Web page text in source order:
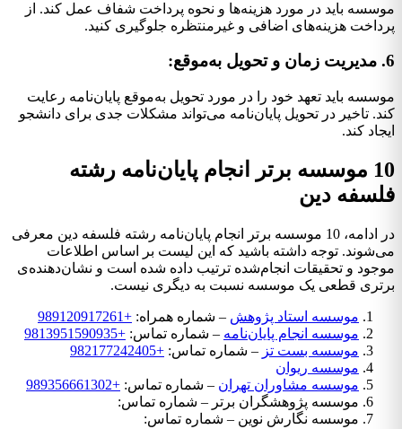
موسسه باید در مورد هزینه‌ها و نحوه پرداخت شفاف عمل کند. از
پرداخت هزینه‌های اضافی و غیرمنتظره جلوگیری کنید.
6. مدیریت زمان و تحویل به‌موقع:
موسسه باید تعهد خود را در مورد تحویل به‌موقع پایان‌نامه رعایت
کند. تاخیر در تحویل پایان‌نامه می‌تواند مشکلات جدی برای دانشجو
ایجاد کند.
10 موسسه برتر انجام پایان‌نامه رشته
فلسفه دین
در ادامه، 10 موسسه برتر انجام پایان‌نامه رشته فلسفه دین معرفی
می‌شوند. توجه داشته باشید که این لیست بر اساس اطلاعات
موجود و تحقیقات انجام‌شده ترتیب داده شده است و نشان‌دهنده‌ی
برتری قطعی یک موسسه نسبت به دیگری نیست.
موسسه استاد پژوهش – شماره همراه: +989120917261
موسسه انجام پایان‌نامه – شماره تماس: +9813951590935
موسسه بست تز – شماره تماس: +982177242405
موسسه ریوان
موسسه مشاوران تهران – شماره تماس: +989356661302
موسسه پژوهشگران برتر – شماره تماس:
موسسه نگارش نوین – شماره تماس: